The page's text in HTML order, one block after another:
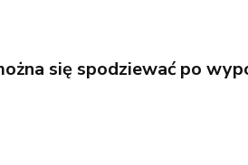
się spodziewać po